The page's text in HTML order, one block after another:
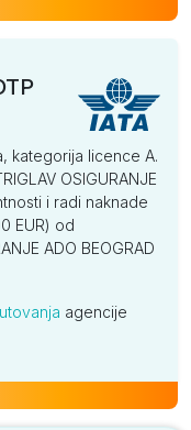
kategorija licence A.
OSIGURANJE
i radi naknade
EUR) od
ADO BEOGRAD
agencije